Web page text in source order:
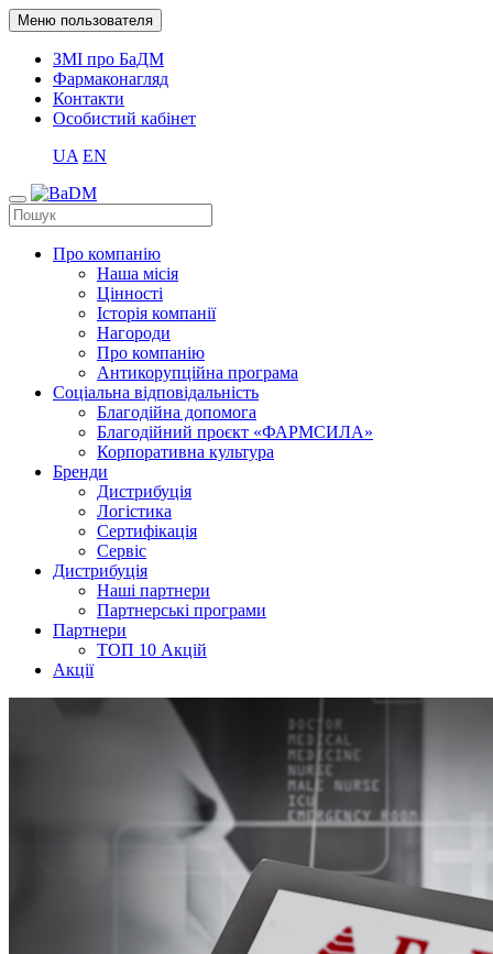
Меню пользователя
ЗМІ про БаДМ
Фармаконагляд
Контакти
Особистий кабінет
UA EN
Про компанію
Наша місія
Цінності
Історія компанії
Нагороди
Про компанію
Антикорупційна програма
Соціальна відповідальність
Благодійна допомога
Благодійний проєкт «ФАРМСИЛА»
Корпоративна культура
Бренди
Дистрибуція
Логістика
Сертифікація
Сервіс
Дистрибуція
Наші партнери
Партнерські програми
Партнери
ТОП 10 Акцій
Акції